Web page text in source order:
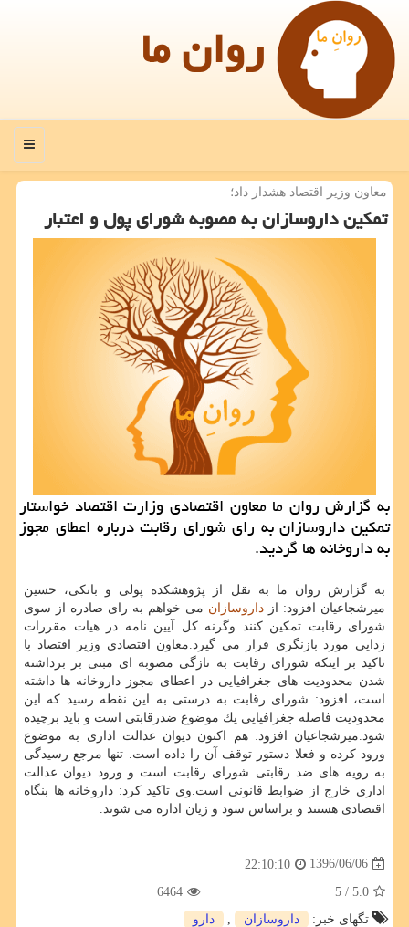
روان ما
منو
معاون وزیر اقتصاد هشدار داد؛
تمكین داروسازان به مصوبه شورای پول و اعتبار
به گزارش روان ما معاون اقتصادی وزارت اقتصاد خواستار
تمكین داروسازان به رای شورای رقابت درباره اعطای مجوز
به داروخانه ها گردید.
به گزارش روان ما به نقل از پژوهشكده پولی و بانكی، حسین
میرشجاعیان افزود: از داروسازان می خواهم به رای صادره از سوی
شورای رقابت تمكین كنند وگرنه كل آیین نامه در هیات مقررات
زدایی مورد بازنگری قرار می گیرد.معاون اقتصادی وزیر اقتصاد با
تاكید بر اینكه شورای رقابت به تازگی مصوبه ای مبنی بر برداشته
شدن محدودیت های جغرافیایی در اعطای مجوز داروخانه ها داشته
است، افزود: شورای رقابت به درستی به این نقطه رسید كه این
محدودیت فاصله جغرافیایی یك موضوع ضدرقابتی است و باید برچیده
شود.میرشجاعیان افزود: هم اكنون دیوان عدالت اداری به موضوع
ورود كرده و فعلا دستور توقف آن را داده است. تنها مرجع رسیدگی
به رویه های ضد رقابتی شورای رقابت است و ورود دیوان عدالت
اداری خارج از ضوابط قانونی است.وی تاكید كرد: داروخانه ها بنگاه
اقتصادی هستند و براساس سود و زیان اداره می شوند.
1396/06/06
22:10:10
5.0
/ 5
6464
تگهای خبر:
داروسازان دارو